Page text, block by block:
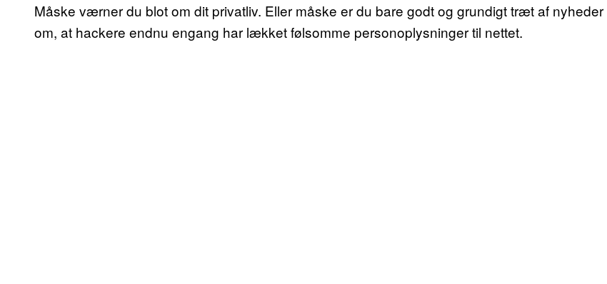
Måske værner du blot om dit privatliv. Eller måske er du bare godt og grundigt træt af nyheder
om, at hackere endnu engang har lækket følsomme personoplysninger til nettet.